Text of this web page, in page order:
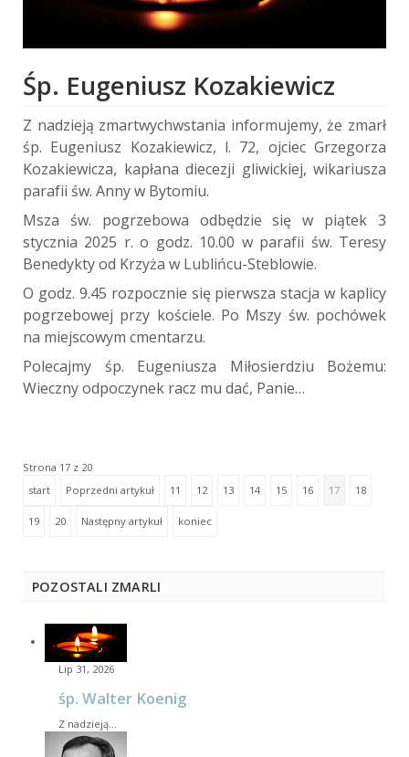
Śp. Eugeniusz Kozakiewicz
Z nadzieją zmartwychwstania informujemy, że zmarł
śp. Eugeniusz Kozakiewicz, l. 72, ojciec Grzegorza
Kozakiewicza, kapłana diecezji gliwickiej, wikariusza
parafii św. Anny w Bytomiu.
Msza św. pogrzebowa odbędzie się w piątek 3
stycznia 2025 r. o godz. 10.00 w parafii św. Teresy
Benedykty od Krzyża w Lublińcu-Steblowie.
O godz. 9.45 rozpocznie się pierwsza stacja w kaplicy
pogrzebowej przy kościele. Po Mszy św. pochówek
na miejscowym cmentarzu.
Polecajmy śp. Eugeniusza Miłosierdziu Bożemu:
Wieczny odpoczynek racz mu dać, Panie…
Strona 17 z 20
start
Poprzedni artykuł 11 12 13 14 15 16 17 18
19 20 Następny artykuł koniec
POZOSTALI ZMARLI
Lip 31, 2026
śp. Walter Koenig
Z nadzieją…